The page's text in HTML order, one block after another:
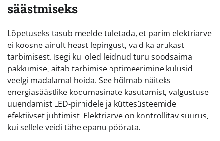
säästmiseks
Lõpetuseks tasub meelde tuletada, et parim elektriarve
ei koosne ainult heast lepingust, vaid ka arukast
tarbimisest. Isegi kui oled leidnud turu soodsaima
pakkumise, aitab tarbimise optimeerimine kulusid
veelgi madalamal hoida. See hõlmab näiteks
energiasäästlike kodumasinate kasutamist, valgustuse
uuendamist LED-pirnidele ja küttesüsteemide
efektiivset juhtimist. Elektriarve on kontrollitav suurus,
kui sellele veidi tähelepanu pöörata.